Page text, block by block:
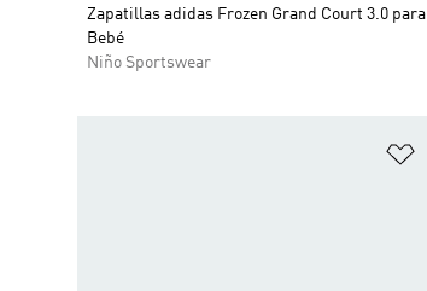
Zapatillas adidas Frozen Grand Court 3.0 para
Bebé
Niño Sportswear